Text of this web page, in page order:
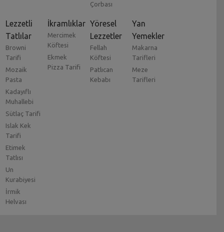
Çorbası
Lezzetli
Tatlılar
Browni
Tarifi
Mozaik
Pasta
Kadayıflı
Muhallebi
Sütlaç Tarifi
Islak Kek
Tarifi
Etimek
Tatlısı
Un
Kurabiyesi
İrmik
Helvası
İkramlıklar
Mercimek
Köftesi
Ekmek
Pizza Tarifi
Yöresel
Lezzetler
Fellah
Köftesi
Patlıcan
Kebabı
Yan
Yemekler
Makarna
Tarifleri
Meze
Tarifleri